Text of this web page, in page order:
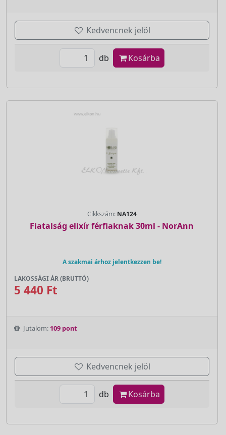
Kedvencnek jelöl
db Kosárba
Cikkszám: NA124
Fiatalság elixír férfiaknak 30ml - NorAnn
A szakmai árhoz jelentkezzen be!
LAKOSSÁGI ÁR (BRUTTÓ)
5 440 Ft
Jutalom: 109 pont
Kedvencnek jelöl
db Kosárba